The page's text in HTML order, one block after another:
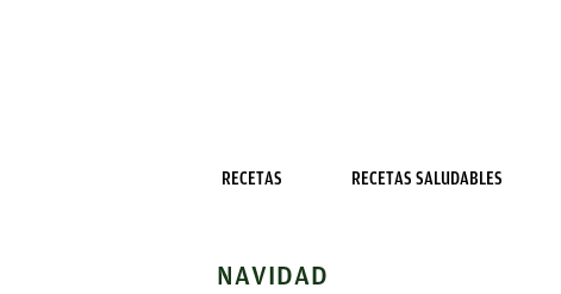
RECETAS RECETAS SALUDABLES
NAVIDAD